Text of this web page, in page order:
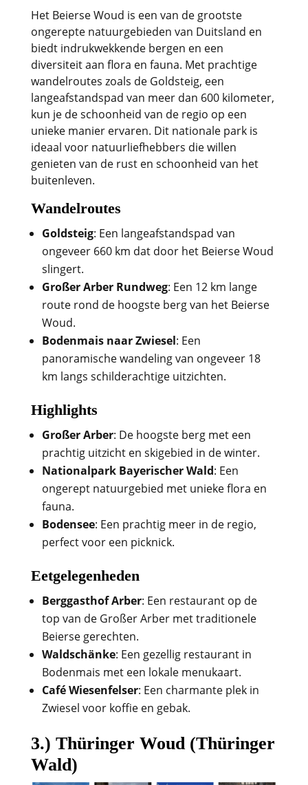
Het Beierse Woud is een van de grootste
ongerepte natuurgebieden van Duitsland en
biedt indrukwekkende bergen en een
diversiteit aan flora en fauna. Met prachtige
wandelroutes zoals de Goldsteig, een
langeafstandspad van meer dan 600 kilometer,
kun je de schoonheid van de regio op een
unieke manier ervaren. Dit nationale park is
ideaal voor natuurliefhebbers die willen
genieten van de rust en schoonheid van het
buitenleven.
Wandelroutes
Goldsteig: Een langeafstandspad van
ongeveer 660 km dat door het Beierse Woud
slingert.
Großer Arber Rundweg: Een 12 km lange
route rond de hoogste berg van het Beierse
Woud.
Bodenmais naar Zwiesel: Een
panoramische wandeling van ongeveer 18
km langs schilderachtige uitzichten.
Highlights
Großer Arber: De hoogste berg met een
prachtig uitzicht en skigebied in de winter.
Nationalpark Bayerischer Wald: Een
ongerept natuurgebied met unieke flora en
fauna.
Bodensee: Een prachtig meer in de regio,
perfect voor een picknick.
Eetgelegenheden
Berggasthof Arber: Een restaurant op de
top van de Großer Arber met traditionele
Beierse gerechten.
Waldschänke: Een gezellig restaurant in
Bodenmais met een lokale menukaart.
Café Wiesenfelser: Een charmante plek in
Zwiesel voor koffie en gebak.
3.) Thüringer Woud (Thüringer
Wald)